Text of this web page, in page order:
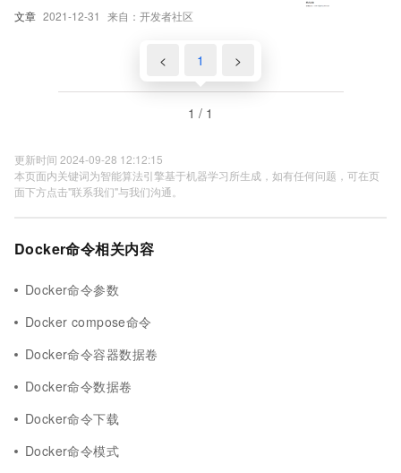
文章 2021-12-31 来自：开发者社区
不起来）解决方案
< 1 >
1 / 1
更新时间 2024-09-28 12:12:15
本页面内关键词为智能算法引擎基于机器学习所生成，如有任何问题，可在页
面下方点击"联系我们"与我们沟通。
Docker命令相关内容
Docker命令参数
Docker compose命令
Docker命令容器数据卷
Docker命令数据卷
Docker命令下载
Docker命令模式